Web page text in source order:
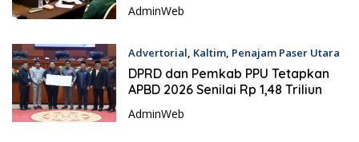
AdminWeb
Advertorial Kaltim, Penajam Paser Utara
1 Desember 2025
DPRD dan Pemkab PPU Tetapkan
APBD 2026 Senilai Rp 1,48 Triliun
AdminWeb